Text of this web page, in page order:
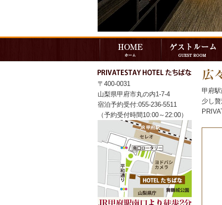
甲府
少し
〒400-0031
山梨県甲府市丸の内1-7-4
宿泊予約受付:055-236-5511
（予約受付時間10:00～22:00）